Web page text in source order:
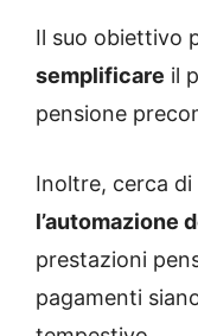
Il suo obiettivo
semplificare il
pensione
Inoltre, cerca di
l’automazione
prestazioni
pagamenti